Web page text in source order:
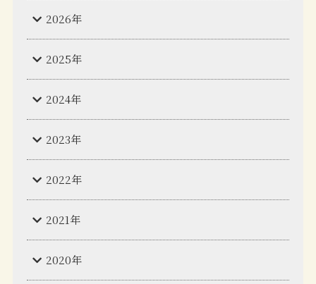
2026年
2025年
2024年
2023年
2022年
2021年
2020年